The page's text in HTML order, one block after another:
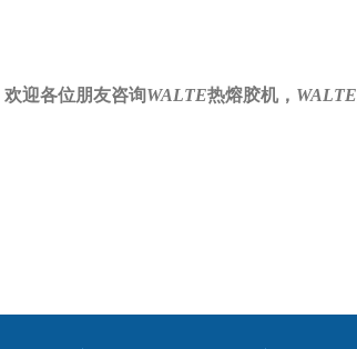
欢迎各位朋友咨询WALTE热熔胶机， WALTE